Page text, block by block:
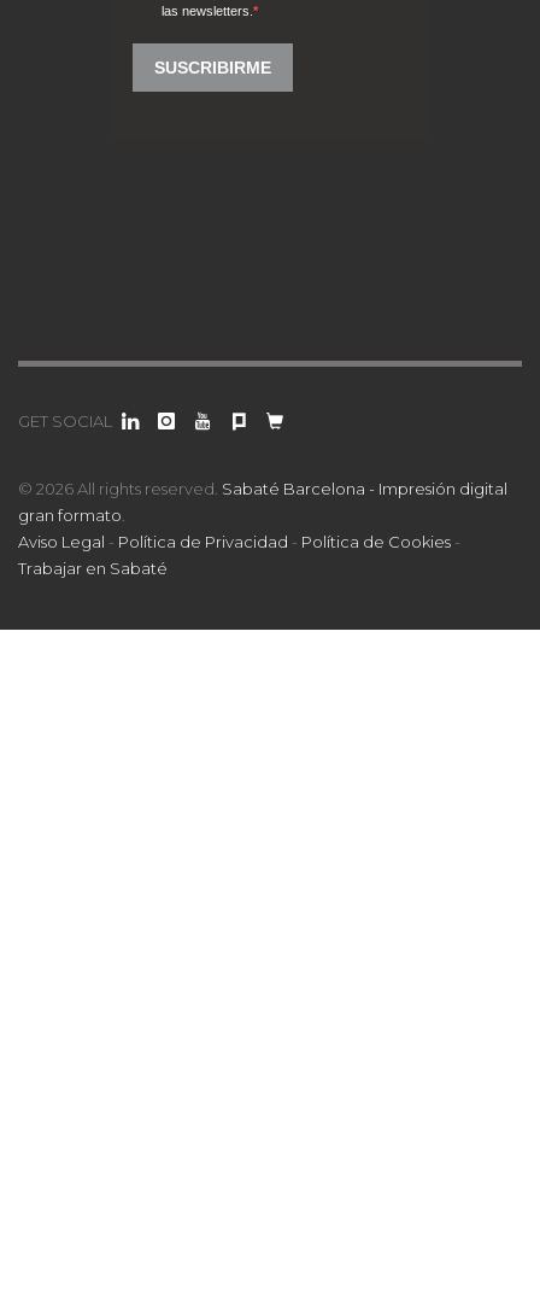
GET SOCIAL
© 2026 All rights reserved. Sabaté Barcelona - Impresión digital
gran formato
Aviso Legal - Política de Privacidad - Política de Cookies -
Trabajar en Sabaté